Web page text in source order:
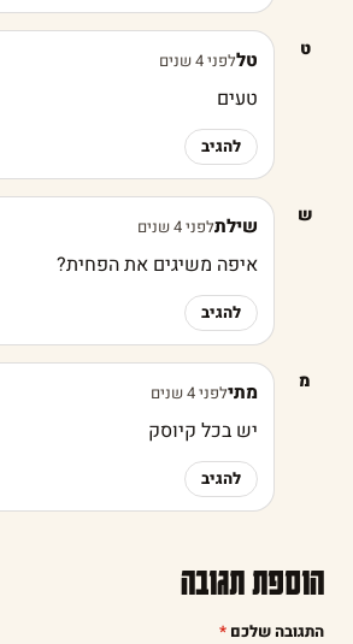
ט טללפני 4 שנים
טעים
להגיב
ש שילתלפני 4 שנים
איפה משיגים את הפחית?
להגיב
מ מתילפני 4 שנים
יש בכל קיוסק
להגיב
הוספת תגובה
התגובה שלכם *